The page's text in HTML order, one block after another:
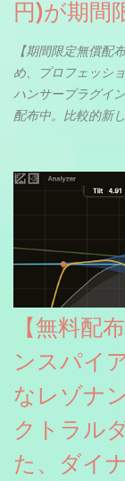
円)が期間
【期間限定無償配
め、プロフェッシ
ハンサープラグイ
配布中。比較的新
【無料配
ンスパイ
なレゾナ
クトラル
た、ダイ